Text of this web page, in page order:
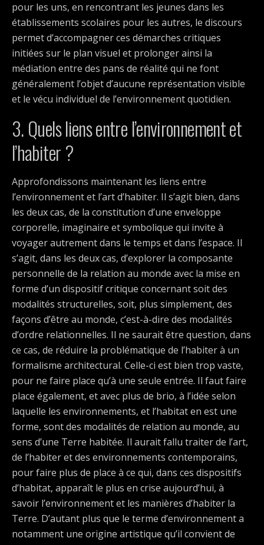
pour les uns, en rencontrant les jeunes dans les
établissements scolaires pour les autres, le discours
permet d’accompagner ces démarches critiques
initiées sur le plan visuel et prolonger ainsi la
médiation entre des pans de réalité qui ne font
généralement l’objet d’aucune représentation visible
et le vécu individuel de l’environnement quotidien.
3. Quels liens entre l’environnement et
l’habiter ?
Approfondissons maintenant les liens entre
l’environnement et l’art d’habiter. Il s’agit bien, dans
les deux cas, de la constitution d’une enveloppe
corporelle, imaginaire et symbolique qui invite à
voyager autrement dans le temps et dans l’espace. Il
s’agit, dans les deux cas, d’explorer la composante
personnelle de la relation au monde avec la mise en
forme d’un dispositif critique concernant soit des
modalités structurelles, soit, plus simplement, des
façons d’être au monde, c’est-à-dire des modalités
d’ordre relationnelles. Il ne saurait être question, dans
ce cas, de réduire la problématique de l’habiter à un
formalisme architectural. Celle-ci est bien trop vaste,
pour ne faire place qu’à une seule entrée. Il faut faire
place également, et avec plus de brio, à l’idée selon
laquelle les environnements, et l’habitat en est une
forme, sont des modalités de relation au monde, au
sens d’une Terre habitée. Il aurait fallu traiter de l’art,
de l’habiter et des environnements contemporains,
pour faire plus de place à ce qui, dans ces dispositifs
d’habitat, apparaît le plus en crise aujourd’hui, à
savoir l’environnement et les manières d’habiter la
Terre. D’autant plus que le terme d’environnement a
notamment une origine artistique qu’il convient de